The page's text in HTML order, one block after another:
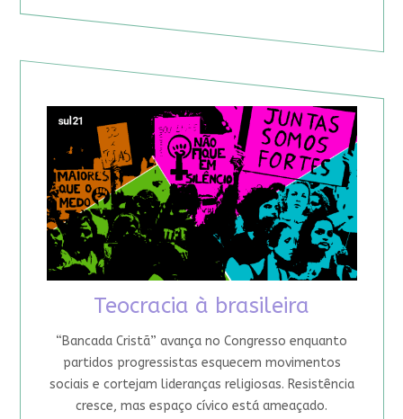
Teocracia à brasileira
“Bancada Cristã” avança no Congresso enquanto
partidos progressistas esquecem movimentos
sociais e cortejam lideranças religiosas. Resistência
cresce, mas espaço cívico está ameaçado.